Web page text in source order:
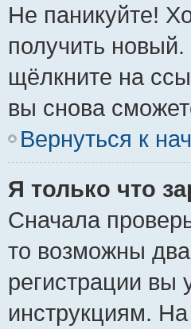
Не паникуйте!
получить
щёлкните на
вы снова
Вернуться к
Я только что
Сначала
то возможны
регистрации вы
инструкциям.